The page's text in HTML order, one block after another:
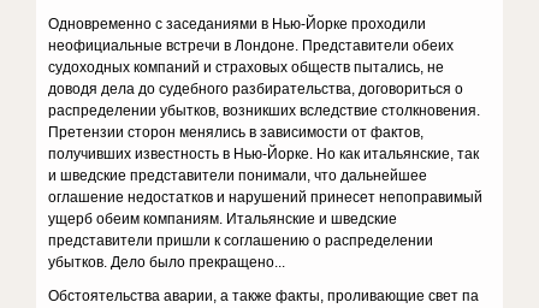
Одновременно с заседаниями в Нью-Йорке проходили
неофициальные встречи в Лондоне. Представители обеих
судоходных компаний и страховых обществ пытались, не
доводя дела до судебного разбирательства, договориться о
распределении убытков, возникших вследствие столкновения.
Претензии сторон менялись в зависимости от фактов,
получивших известность в Нью-Йорке. Но как итальянские, так
и шведские представители понимали, что дальнейшее
оглашение недостатков и нарушений принесет непоправимый
ущерб обеим компаниям. Итальянские и шведские
представители пришли к соглашению о распределении
убытков. Дело было прекращено...
Обстоятельства аварии, а также факты, проливающие свет па